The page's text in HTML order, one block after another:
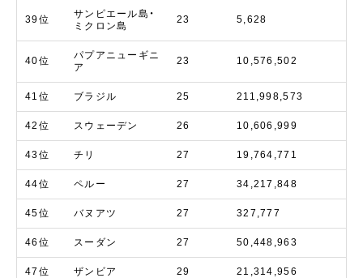
39位
サンピエール島・
ミクロン島
23 5,628
40位
パプアニューギニ
ア
23 10,576,502
41位 ブラジル 25 211,998,573
42位 スウェーデン 26 10,606,999
43位 チリ 27 19,764,771
44位 ペルー 27 34,217,848
45位 バヌアツ 27 327,777
46位 スーダン 27 50,448,963
47位 ザンビア 29 21,314,956